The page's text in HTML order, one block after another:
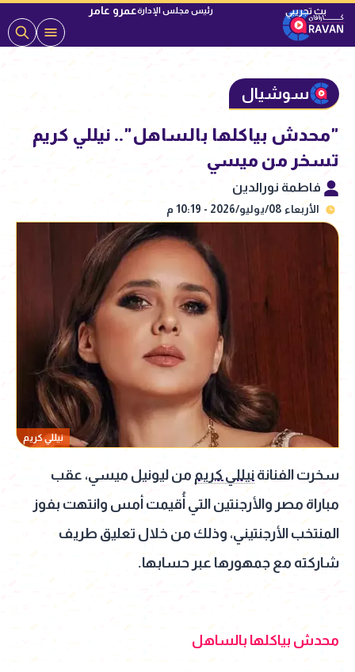
رئيس مجلس الإدارةعمرو عامر
سوشيال
"محدش بياكلها بالساهل".. نيللي كريم
تسخر من ميسي
فاطمة نورالدين
الأربعاء 08/يوليو/2026 - 10:19 م
نيللي كريم
سخرت الفنانة نيللي كريم من ليونيل ميسي، عقب
مباراة مصر والأرجنتين التي أُقيمت أمس وانتهت بفوز
المنتخب الأرجنتيني، وذلك من خلال تعليق طريف
شاركته مع جمهورها عبر حسابها.
محدش بياكلها بالساهل